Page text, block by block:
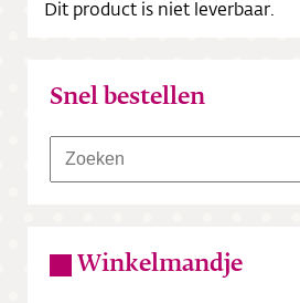
Verkooppunten
Bezorging
Dit product is niet leverbaar.
Snel bestellen
Winkelmandje